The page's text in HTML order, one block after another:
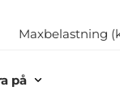
Maxbelastning
på